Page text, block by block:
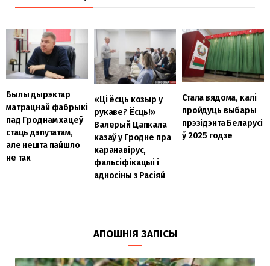
Былы дырэктар
матрацнай фабрыкі
пад Гроднам хацеў
стаць дэпутатам,
але нешта пайшло
не так
«Ці ёсць козыр у
рукаве? Ёсць!»
Валерый Цапкала
казаў у Гродне пра
каранавірус,
фальсіфікацыі і
адносіны з Расіяй
Стала вядома, калі
пройдуць выбары
прэзідэнта Беларусі
ў 2025 годзе
АПОШНІЯ ЗАПІСЫ